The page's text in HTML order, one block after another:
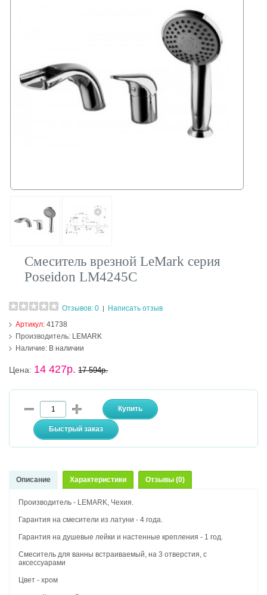
Смеситель врезной LeMark серия
Poseidon LM4245C
Отзывов: 0
Написать отзыв
Артикул:41738
Производитель: LEMARK
Наличие: В наличии
Цена: 14 427р. 17 594р.
Описание Характеристики Отзывы (0)
Производитель - LEMARK, Чехия.
Гарантия на смесители из латуни - 4 года.
Гарантия на душевые лейки и настенные крепления - 1 год.
Смеситель для ванны встраиваемый, на 3 отверстия, с
аксессуарами
Цвет - хром